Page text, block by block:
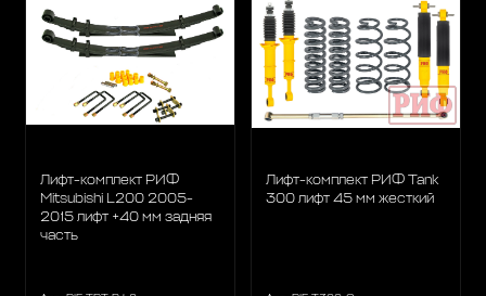
Лифт-комплект РИФ
Mitsubishi L200 2005-
2015 лифт +40 мм задняя
часть
Лифт-комплект РИФ Tank
300 лифт 45 мм жесткий